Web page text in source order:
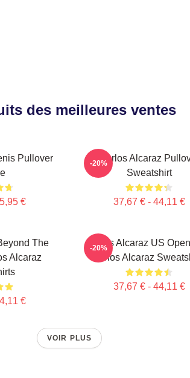
des meilleures ventes
Pullover
€
Carlos Alcaraz
Sweatshirt
37,67 € - 44,11 €
-20%
The
Alcaraz
€
Carlos Alcaraz US
Carlos Alcaraz
37,67 € - 44,11 €
-20%
VOIR PLUS